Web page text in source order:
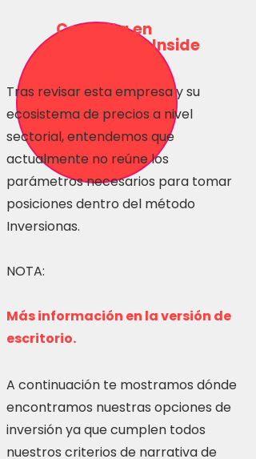
Consulta en
Inversionas Inside
Tras revisar esta empresa y su
ecosistema de precios a nivel
sectorial, entendemos que
actualmente no reúne los
parámetros necesarios para tomar
posiciones dentro del método
Inversionas.
NOTA:
Más información en la versión de
escritorio.
A continuación te mostramos dónde
encontramos nuestras opciones de
inversión ya que cumplen todos
nuestros criterios de narrativa de